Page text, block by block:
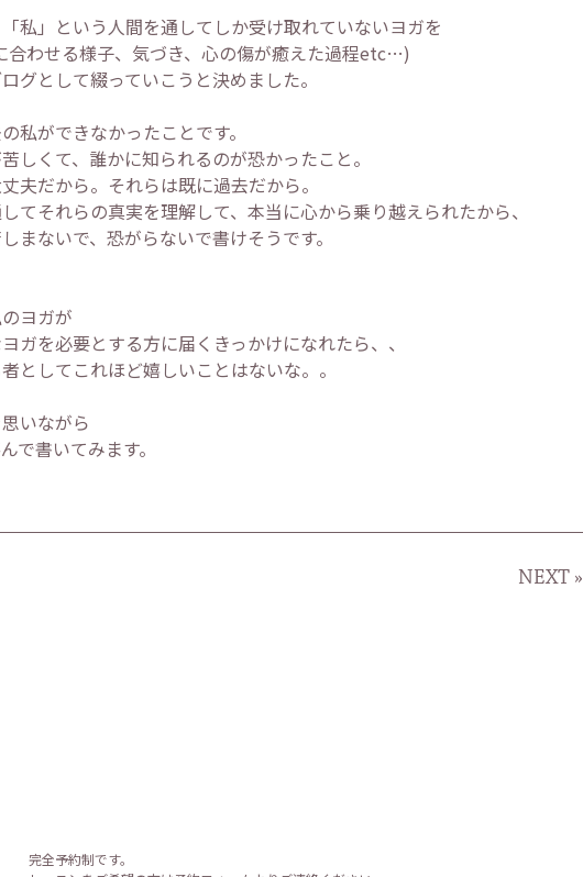
私」という人間を通してしか受け取れていないヨガを
合わせる様子、気づき、心の傷が癒えた過程etc…)
グとして綴っていこうと決めました。
私ができなかったことです。
しくて、誰かに知られるのが恐かったこと。
夫だから。それらは既に過去だから。
てそれらの真実を理解して、本当に心から乗り越えられたから、
まないで、恐がらないで書けそうです。
ヨガが
ガを必要とする方に届くきっかけになれたら、、
としてこれほど嬉しいことはないな。。
いながら
で書いてみます。
NEXT »
完全予約制です。